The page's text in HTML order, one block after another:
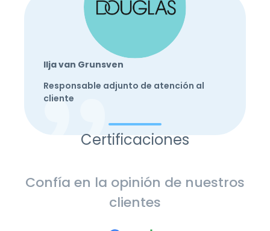
Ilja van Grunsven
Responsable adjunto de atención al
cliente
Certificaciones
Confía en la opinión de nuestros
clientes